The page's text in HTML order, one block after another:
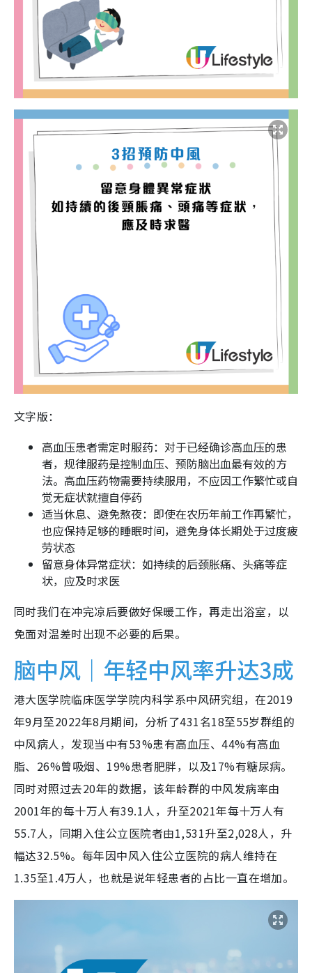
文字版：
高血压患者需定时服药：对于已经确诊高血压的患
者，规律服药是控制血压、预防脑出血最有效的方
法。高血压药物需要持续服用，不应因工作繁忙或自
觉无症状就擅自停药
适当休息、避免熬夜：即使在农历年前工作再繁忙，
也应保持足够的睡眠时间，避免身体长期处于过度疲
劳状态
留意身体异常症状：如持续的后颈胀痛、头痛等症
状，应及时求医
同时我们在冲完凉后要做好保暖工作，再走出浴室，以
免面对温差时出现不必要的后果。
脑中风｜年轻中风率升达3成
港大医学院临床医学学院内科学系中风研究组，在2019
年9月至2022年8月期间，分析了431名18至55岁群组的
中风病人，发现当中有53%患有高血压、44%有高血
脂、26%曾吸烟、19%患者肥胖，以及17%有糖尿病。
同时对照过去20年的数据，该年龄群的中风发病率由
2001年的每十万人有39.1人，升至2021年每十万人有
55.7人，同期入住公立医院者由1,531升至2,028人，升
幅达32.5%。每年因中风入住公立医院的病人维持在
1.35至1.4万人，也就是说年轻患者的占比一直在增加。